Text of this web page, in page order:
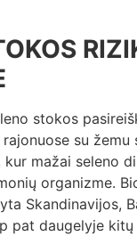
stokos
su žemu
mažai seleno
organizme.
Skandinavijos,
pat daugelyje kitų